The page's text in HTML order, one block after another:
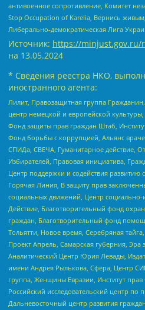
антивоенное сопротивление, Комитет
Stop Occupation of Karelia, Вернись
Либерально-демократическая Лига
Источник: https://minjust.gov.ru/
на 13.05.2024
* Сведения реестра НКО,
иностранного агента:
Лилит, Правозащитная группа
центр немецкой и европейской
Фонд защиты прав граждан Штаб,
Фонд борьбы с коррупцией, Альянс
СПИДа, СВЕЧА, Гуманитарное действие,
Избирателей, Правовая инициатива,
Центр поддержки и содействия развитию
Горячая Линия, В защиту прав
социальных движений, Центр
Действие, Благотворительный фонд
граждан, Благотворительный фонд
Тольятти, Новое время, Серебряная
Проект Апрель, Самарская губерния,
Аналитический Центр Юрия Левады,
имени Андрея Рылькова, Сфера, Центр
группа, Женщины Евразии, Институт
Российский исследовательский центр по
Дальневосточный центр развития